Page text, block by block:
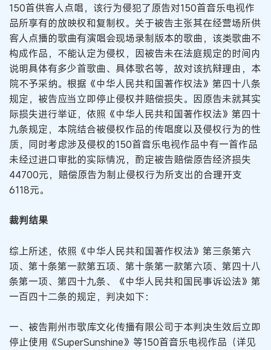
150首供客人点唱，该行为侵犯了原告对150首音乐电视作
品所享有的放映权和复制权。关于被告主张其在经营场所供
客人点播的歌曲有演唱会现场录制版本的歌曲，该类歌曲不
构成作品，不能认定为侵权，因被告未在法庭规定的时间内
说明具体有多少首歌曲、具体歌名等，故对该抗辩理由，本
院不予采纳。根据《中华人民共和国著作权法》第四十八条
规定，被告应当立即停止侵权并赔偿损失。因原告未就其实
际损失进行举证，依照《中华人民共和国著作权法》第四十
九条规定，本院结合被侵权作品的传唱度以及侵权行为的性
质，同时考虑涉及侵权的150首音乐电视作品中有一首作品
未经过进口审批的实际情况，酌定被告赔偿原告经济损失
44700元，赔偿原告为制止侵权行为所支出的合理开支
6118元。
裁判结果
综上所述，依照《中华人民共和国著作权法》第三条第六
项、第十条第一款第五项、第十条第一款第六项、第四十八
条第一项、第四十九条、《中华人民共和国民事诉讼法》第
一百四十二条的规定，判决如下：
一、被告荆州市歌库文化传播有限公司于本判决生效后立即
停止使用《SuperSunshine》等150首音乐电视作品（详见